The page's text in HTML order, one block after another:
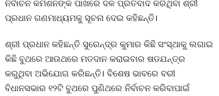
ନିର୍ବାଚନ କମିଶନଙ୍କ ପାଖରେ ଦଳ ପ୍ରତିବାଦ କରିଥିବା ଶ୍ରୀ
ପ୍ରଧାନ ଗଣମାଧ୍ୟମକୁ ସୂଚନା ଦେଇ କହିଛନ୍ତି।
ଶ୍ରୀ ପ୍ରଧାନ କହିଛନ୍ତି ସୁରେନ୍ଦ୍ର କୁମାର କିଛି ସଂସ୍ଥାକୁ ଲଗାଇ
କିଛି ବୁଥରେ ଆଉଥରେ ମତଦାନ କରାଇବାର ଷଡଯନ୍ତ୍ର
କରୁଥିବା ଅଭିଯୋଗ କରିଛନ୍ତି। ବିଶେଷ ଭାବରେ ବରୀ
ବିଧାନସଭାର ୧୨ଟି ବୁଥରେ ପୁଣିଥରେ ନିର୍ବାଚନ କରିବାପାଇଁ